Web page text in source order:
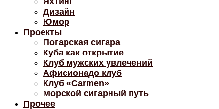
Дизайн
Юмор
Проекты
Погарская сигара
Куба как открытие
Клуб мужских увлечений
Афисионадо клуб
Клуб «Carmen»
Морской сигарный путь
Прочее